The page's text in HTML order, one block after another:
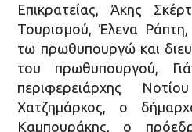
Επικρατείας, Άκης
Τουρισμού, Έλενα
τω πρωθυπουργώ και
του πρωθυπουργού,
περιφερειάρχης
Χατζημάρκος, ο
Καμπουράκης, ο